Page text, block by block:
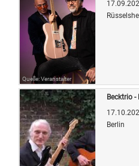
Quelle: Veranstalter
Becktrio -
Berlin